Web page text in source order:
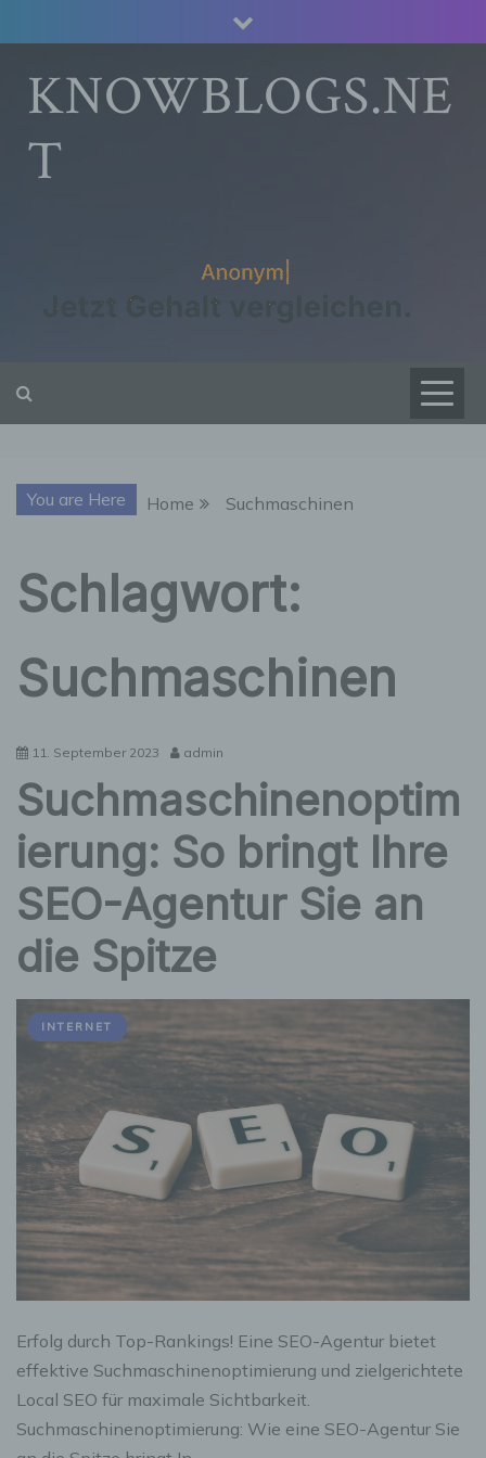
to
contentKNOWBLOGS.NE
T
You are Here Home Suchmaschinen
Schlagwort:
Suchmaschinen
11. September 2023 admin
Suchmaschinenoptim
ierung: So bringt Ihre
SEO-Agentur Sie an
die Spitze
INTERNET
Erfolg durch Top-Rankings! Eine SEO-Agentur bietet
effektive Suchmaschinenoptimierung und zielgerichtete
Local SEO für maximale Sichtbarkeit.
Suchmaschinenoptimierung: Wie eine SEO-Agentur Sie